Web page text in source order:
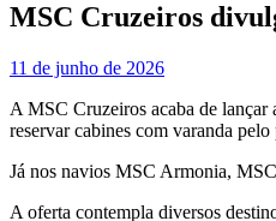
MSC Cruzeiros
11 de junho de 2026
A MSC Cruzeiros acaba de lançar
reservar cabines com varanda
Já nos navios MSC Armonia,
A oferta contempla diversos